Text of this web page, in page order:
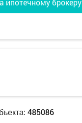
ипотечному брокеру
485086